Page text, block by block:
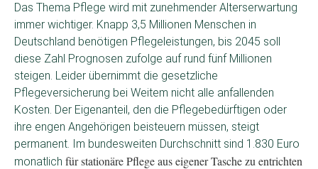
Das Thema Pflege wird mit zunehmender Alterserwartung
immer wichtiger. Knapp 3,5 Millionen Menschen in
Deutschland benötigen Pflegeleistungen, bis 2045 soll
diese Zahl Prognosen zufolge auf rund fünf Millionen
steigen. Leider übernimmt die gesetzliche
Pflegeversicherung bei Weitem nicht alle anfallenden
Kosten. Der Eigenanteil, den die Pflegebedürftigen oder
ihre engen Angehörigen beisteuern müssen, steigt
permanent. Im bundesweiten Durchschnitt sind 1.830 Euro
monatlich für stationäre Pflege aus eigener Tasche zu entrichten